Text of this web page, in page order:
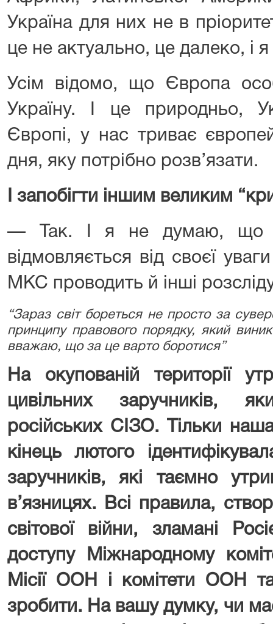
Україна для них не в
це не актуально, це далеко, і я
Усім відомо, що Європа
Україну. І це природньо,
Європі, у нас триває
дня, яку потрібно розв’язати.
І запобігти іншим великим
— Так. І я не думаю, що
відмовляється від своєї
МКС проводить й інші
“Зараз світ бореться не просто за
принципу правового порядку, який виник
вважаю, що за це варто боротися”
На окупованій території
цивільних заручників,
російських СІЗО. Тільки
кінець лютого
заручників, які таємно
в’язницях. Всі правила,
світової війни, зламані
доступу Міжнародному
Місії ООН і комітети ООН
зробити. На вашу думку, чи